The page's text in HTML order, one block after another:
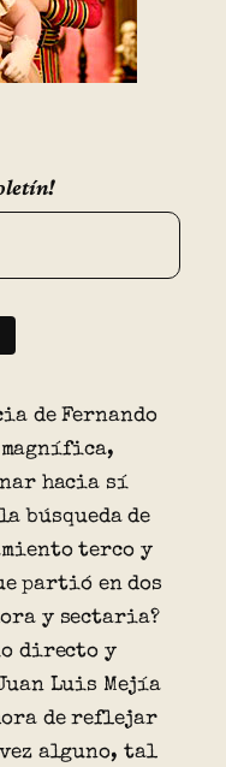
de Fernando
magnífica,
hacia sí
búsqueda de
terco y
partió en dos
y sectaria?
directo y
Luis Mejía
de reflejar
alguno, tal